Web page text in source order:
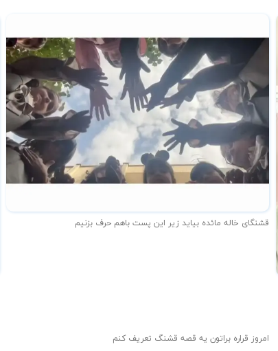
قشنگای خاله مائده بیاید زیر این پست باهم حرف بزنیم
امروز قراره براتون یه قصه قشنگ تعریف کنم